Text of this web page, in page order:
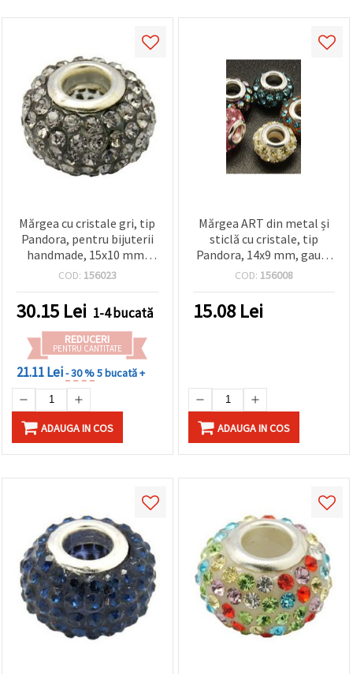
Mărgea cu cristale gri, tip
Pandora, pentru bijuterii
handmade, 15x10 mm,
gaură 5 mm
COD: 156023
30.15 Lei 1-4 bucată
REDUCERI
PENTRU CANTITATE
21.11 Lei- 30 %5 bucată +
ADAUGA IN COS
Mărgea ART din metal și
sticlă cu cristale, tip
Pandora, 14x9 mm, gaură
5 mm
COD: 156008
15.08 Lei
ADAUGA IN COS